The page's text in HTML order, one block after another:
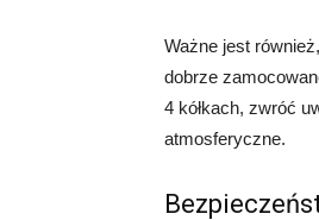
Ważne jest
dobrze
4 kółkach, zwróć
atmosferyczne.